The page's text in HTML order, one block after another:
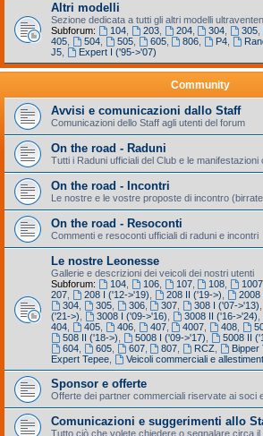
Altri modelli
Sezione dedicata a tutti gli altri modelli
Subforum:
104, 203, 204, 304 305
405
504, 505, 605, 806 P4
J5
Expert I ('95->'07)
Community
Avvisi e comunicazioni dallo Staff
Comunicazioni dello Staff agli utenti del forum
On the road - Raduni
Tutti i Raduni ufficiali del Club e le
On the road - Incontri
Le nostre e le vostre proposte di incontro
On the road - Resoconti
Commenti e resoconti ufficiali di raduni e incontri
Le nostre Leonesse
Gallerie e descrizioni dei veicoli dei nostri utenti
Subforum:
104, 106, 107, 108 1007
207
208 I ('12->'19) 208 II ('19->) 2008
304, 305, 306, 307 308 I ('07->'13)
('21->)
3008 I ('09->'16) 3008 II ('16->'24)
404
405, 406, 407, 4007 408
508 II ('18->)
5008 I ('09->'17) 5008 II
604, 605, 607, 807 RCZ
Bipper
Expert Tepee
Veicoli commerciali e
Sponsor e offerte
Offerte dei partner commerciali riservate ai soci
Comunicazioni e suggerimenti allo
Tutto ciò che volete chiedere o segnalare circa il